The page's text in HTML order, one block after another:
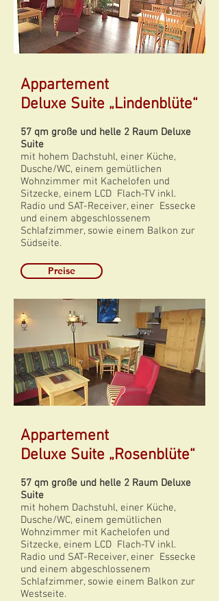
Appartement
Deluxe Suite „Lindenblüte“
57 qm große und helle 2 Raum Deluxe
Suite
mit hohem Dachstuhl, einer Küche,
Dusche/WC, einem gemütlichen
Wohnzimmer mit Kachelofen und
Sitzecke, einem LCD Flach-TV inkl.
Radio und SAT-Receiver, einer Essecke
und einem abgeschlossenem
Schlafzimmer, sowie einem Balkon zur
Südseite.
Preise
Appartement
Deluxe Suite „Rosenblüte“
57 qm große und helle 2 Raum Deluxe
Suite
mit hohem Dachstuhl, einer Küche,
Dusche/WC, einem gemütlichen
Wohnzimmer mit Kachelofen und
Sitzecke, einem LCD Flach-TV inkl.
Radio und SAT-Receiver, einer Essecke
und einem abgeschlossenem
Schlafzimmer, sowie einem Balkon zur
Westseite.